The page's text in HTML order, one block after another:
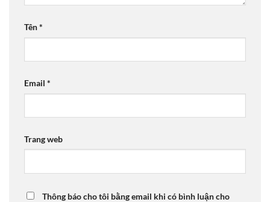
Tên*
Email *
Trang web
Thông báo cho tôi bằng email khi có bình luận cho